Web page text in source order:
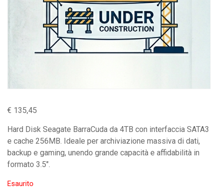
€ 135,45
Hard Disk Seagate BarraCuda da 4TB con interfaccia SATA3
e cache 256MB. Ideale per archiviazione massiva di dati,
backup e gaming, unendo grande capacità e affidabilità in
formato 3.5″.
Esaurito